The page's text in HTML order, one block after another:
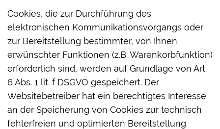
Cookies, die zur Durchführung des
elektronischen Kommunikationsvorgangs oder
zur Bereitstellung bestimmter, von Ihnen
erwünschter Funktionen (z.B. Warenkorbfunktion)
erforderlich sind, werden auf Grundlage von Art.
6 Abs. 1 lit. f DSGVO gespeichert. Der
Websitebetreiber hat ein berechtigtes Interesse
an der Speicherung von Cookies zur technisch
fehlerfreien und optimierten Bereitstellung